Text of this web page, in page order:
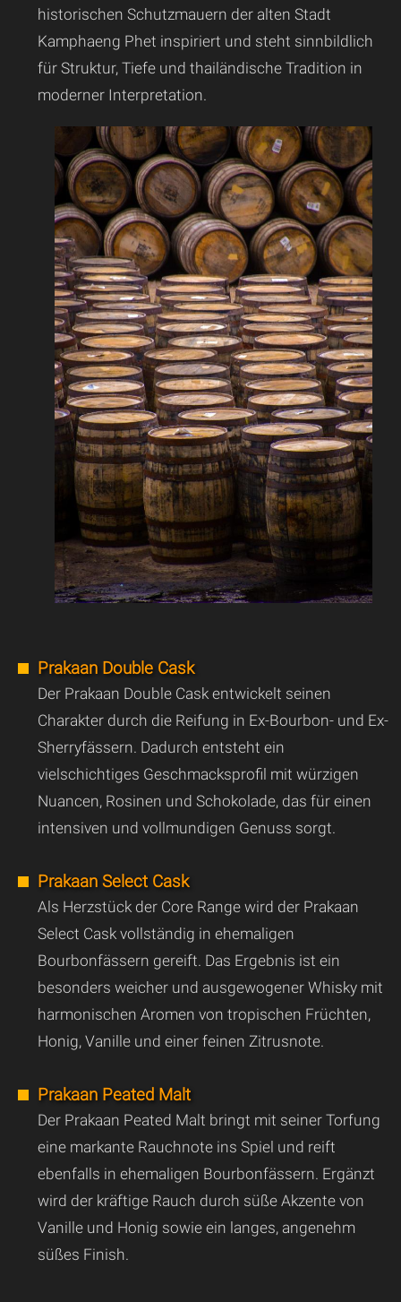
historischen Schutzmauern der alten Stadt
Kamphaeng Phet inspiriert und steht sinnbildlich
für Struktur, Tiefe und thailändische Tradition in
moderner Interpretation.
Prakaan Double Cask
Der Prakaan Double Cask entwickelt seinen
Charakter durch die Reifung in Ex-Bourbon- und Ex-
Sherryfässern. Dadurch entsteht ein
vielschichtiges Geschmacksprofil mit würzigen
Nuancen, Rosinen und Schokolade, das für einen
intensiven und vollmundigen Genuss sorgt.
Prakaan Select Cask
Als Herzstück der Core Range wird der Prakaan
Select Cask vollständig in ehemaligen
Bourbonfässern gereift. Das Ergebnis ist ein
besonders weicher und ausgewogener Whisky mit
harmonischen Aromen von tropischen Früchten,
Honig, Vanille und einer feinen Zitrusnote.
Prakaan Peated Malt
Der Prakaan Peated Malt bringt mit seiner Torfung
eine markante Rauchnote ins Spiel und reift
ebenfalls in ehemaligen Bourbonfässern. Ergänzt
wird der kräftige Rauch durch süße Akzente von
Vanille und Honig sowie ein langes, angenehm
süßes Finish.